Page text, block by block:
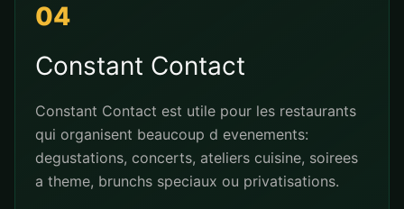
04
Constant Contact
Constant Contact est utile pour les restaurants
qui organisent beaucoup d evenements:
degustations, concerts, ateliers cuisine, soirees
a theme, brunchs speciaux ou privatisations.